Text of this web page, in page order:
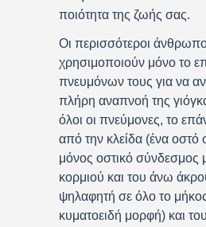
ποιότητα της ζωής σας.
Οι περισσότεροι
χρησιμοποιούν μόνο το
πνευμόνων τους για να
πλήρη αναπνοή της
όλοι οι πνεύμονες, το
από την κλείδα (ένα
μόνος οστικό σύνδεσμος
κορμιού και του άνω
ψηλαφητή σε όλο το μήκος
κυματοειδή μορφή) και